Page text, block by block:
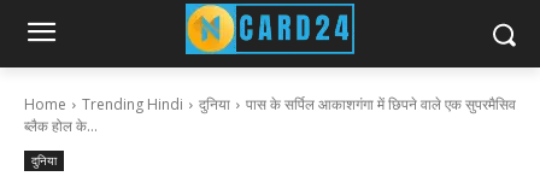
Home Trending Hindi दुनिया
पास के सर्पिल आकाशगंगा में छिपने वाले एक सुपरमैसिव
ब्लैक होल के...
दुनिया